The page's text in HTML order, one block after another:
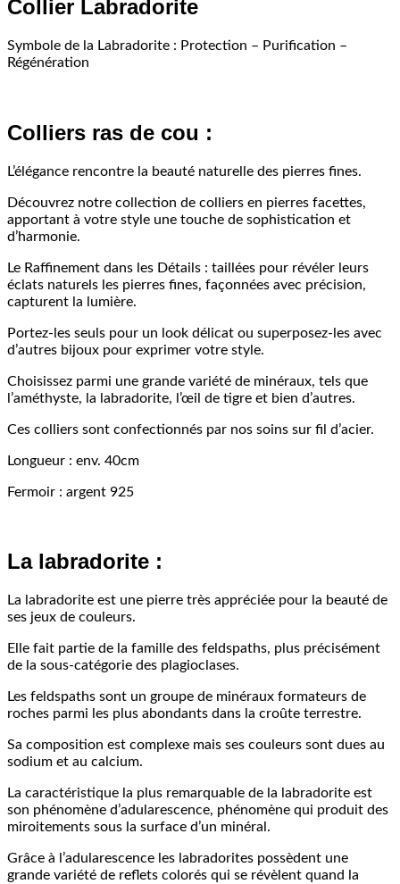
Collier Labradorite
Symbole de la Labradorite : Protection – Purification –
Régénération
Colliers ras de cou :
L’élégance rencontre la beauté naturelle des pierres fines.
Découvrez notre collection de colliers en pierres facettes,
apportant à votre style une touche de sophistication et
d’harmonie.
Le Raffinement dans les Détails : taillées pour révéler leurs
éclats naturels les pierres fines, façonnées avec précision,
capturent la lumière.
Portez-les seuls pour un look délicat ou superposez-les avec
d’autres bijoux pour exprimer votre style.
Choisissez parmi une grande variété de minéraux, tels que
l’améthyste, la labradorite, l’œil de tigre et bien d’autres.
Ces colliers sont confectionnés par nos soins sur fil d’acier.
Longueur : env. 40cm
Fermoir : argent 925
La labradorite :
La labradorite est une pierre très appréciée pour la beauté de
ses jeux de couleurs.
Elle fait partie de la famille des feldspaths, plus précisément
de la sous-catégorie des plagioclases.
Les feldspaths sont un groupe de minéraux formateurs de
roches parmi les plus abondants dans la croûte terrestre.
Sa composition est complexe mais ses couleurs sont dues au
sodium et au calcium.
La caractéristique la plus remarquable de la labradorite est
son phénomène d’adularescence, phénomène qui produit des
miroitements sous la surface d’un minéral.
Grâce à l’adularescence les labradorites possèdent une
grande variété de reflets colorés qui se révèlent quand la